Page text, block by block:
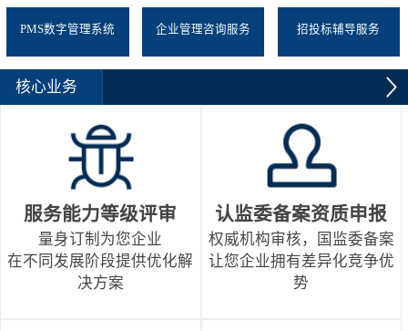
PMS数字管理系统 企业管理咨询服务 招投标辅导服务
核心业务
服务能力等级评审
量身订制为您企业
在不同发展阶段提供优化解
决方案
认监委备案资质申报
权威机构审核，国监委备案
让您企业拥有差异化竞争优
势